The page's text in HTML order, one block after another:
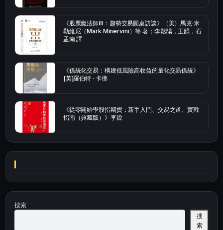
《股票魔法師Ⅲ：趨勢交易圓桌訪談》（美）馬克·米
勒維尼（Mark Minervini）等 著；李鬆陽，王韻，石
孟南 譯
《係統化交易：構建低風險高收益的量化交易係統》
[英]羅伯特 · 卡佛
《從零開始學股指期貨：新手入門、交易之道、實戰
指南（典藏版）》李銳
搜索
搜
索